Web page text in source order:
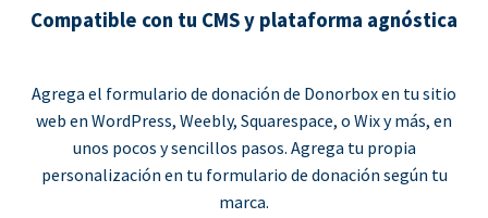
Compatible con tu CMS y plataforma agnóstica
Agrega el formulario de donación de Donorbox en tu sitio
web en WordPress, Weebly, Squarespace, o Wix y más, en
unos pocos y sencillos pasos. Agrega tu propia
personalización en tu formulario de donación según tu
marca.